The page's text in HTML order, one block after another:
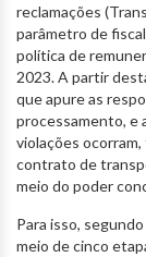
reclamações
parâmetro de
política de
2023. A partir
que apure as
processamento, e
violações
contrato de
meio do poder
Para isso,
meio de cinco